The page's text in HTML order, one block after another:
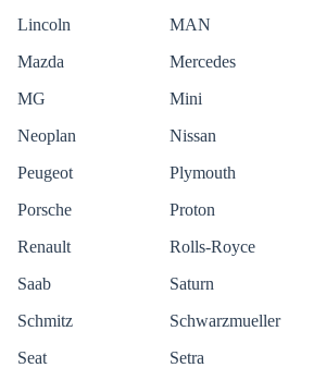
Lincoln
MAN
Mazda
Mercedes
MG
Mini
Neoplan
Nissan
Peugeot
Plymouth
Porsche
Proton
Renault
Rolls-Royce
Saab
Saturn
Schmitz
Schwarzmueller
Seat
Setra